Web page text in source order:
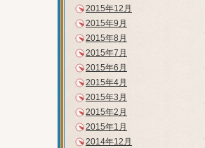
2015年12月
2015年9月
2015年8月
2015年7月
2015年6月
2015年4月
2015年3月
2015年2月
2015年1月
2014年12月